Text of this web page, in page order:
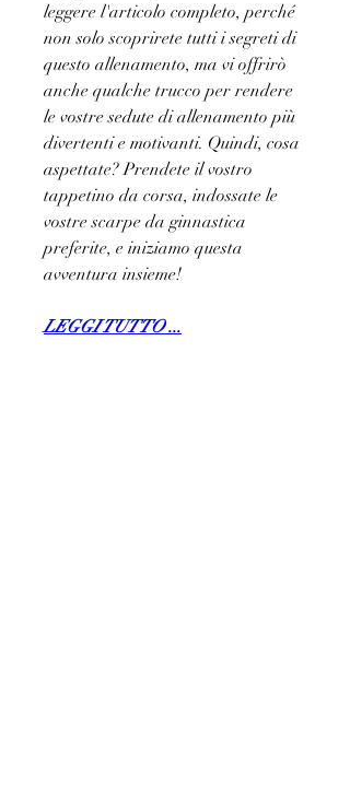
leggere l'articolo completo, perché
non solo scoprirete tutti i segreti di
questo allenamento, ma vi offrirò
anche qualche trucco per rendere
le vostre sedute di allenamento più
divertenti e motivanti. Quindi, cosa
aspettate? Prendete il vostro
tappetino da corsa, indossate le
vostre scarpe da ginnastica
preferite, e iniziamo questa
avventura insieme!
LEGGI TUTTO ...